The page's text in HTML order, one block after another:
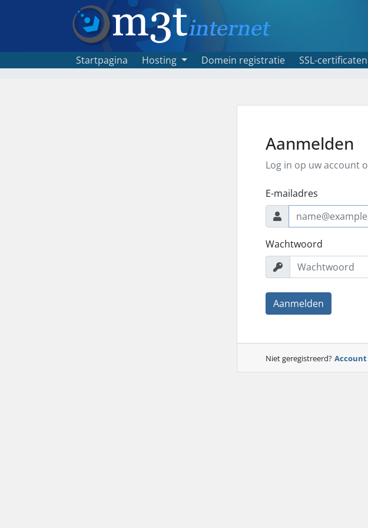
Startpagina Hosting Domein registratie SSL-certificaten
Aanmelden
Log in op uw account
E-mailadres
Wachtwoord
Aanmelden
Niet geregistreerd?